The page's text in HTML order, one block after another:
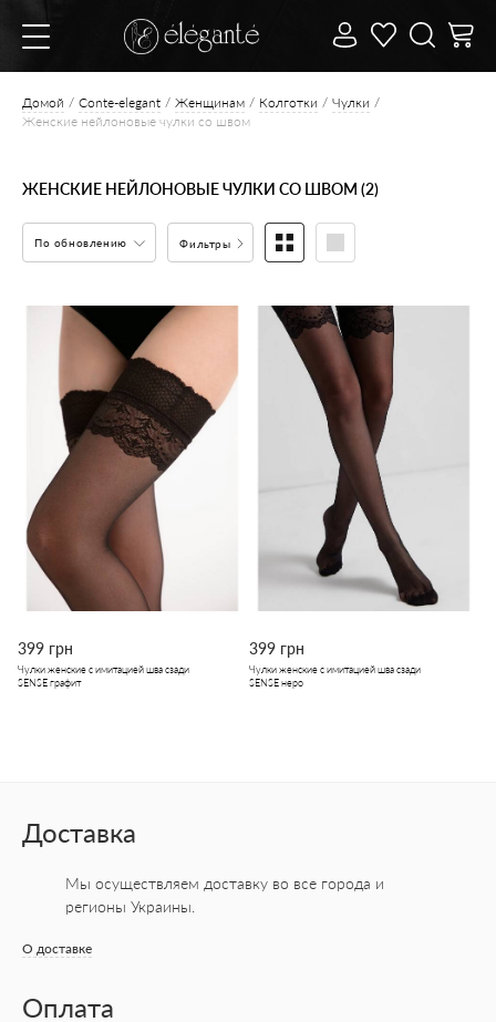
Домой Conte-elegant Женщинам Колготки
Чулки
Женские нейлоновые чулки со швом
ЖЕНСКИЕ НЕЙЛОНОВЫЕ ЧУЛКИ СО ШВОМ (2)
По обновлению Фильтры
399 грн
Чулки женские с имитацией шва сзади
SENSE графит
399 грн
Чулки женские с имитацией шва сзади
SENSE неро
Доставка
Мы осуществляем доставку во все города и
регионы Украины.
О доставке
Оплата